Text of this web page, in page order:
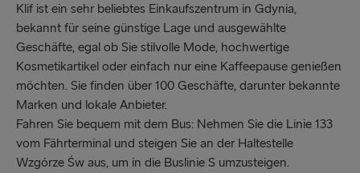
Klif ist ein sehr beliebtes Einkaufszentrum in Gdynia,
bekannt für seine günstige Lage und ausgewählte
Geschäfte, egal ob Sie stilvolle Mode, hochwertige
Kosmetikartikel oder einfach nur eine Kaffeepause genießen
möchten. Sie finden über 100 Geschäfte, darunter bekannte
Marken und lokale Anbieter.
Fahren Sie bequem mit dem Bus: Nehmen Sie die Linie 133
vom Fährterminal und steigen Sie an der Haltestelle
Wzgórze Św aus, um in die Buslinie S umzusteigen.